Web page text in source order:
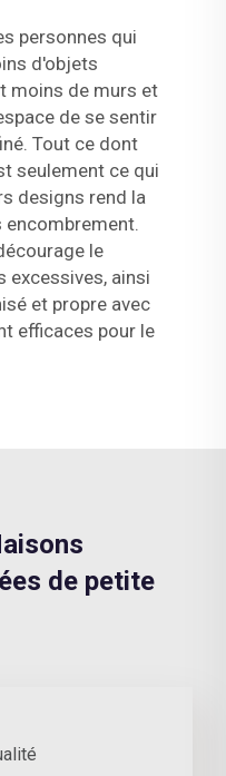
personnes qui
d'objets
moins de murs et
de se sentir
Tout ce dont
seulement ce qui
designs rend la
encombrement.
le
excessives, ainsi
et propre avec
efficaces pour le
de petite